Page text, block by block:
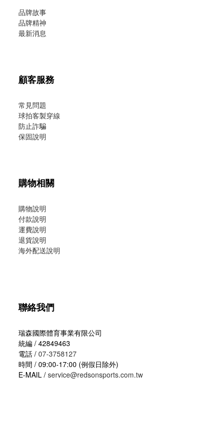
品牌故事
品牌精神
最新消息
顧客服務
常見問題
球拍客製穿線
防止詐騙
保固說明
購物相關
購物說明
付款說明
運費說明
退貨說明
海外配送說明
聯絡我們
瑞森國際體育事業有限公司
統編 / 42849463
電話 / 07-3758127
時間 / 09:00-17:00 (例假日除外)
E-MAIL / service@redsonsports.com.tw